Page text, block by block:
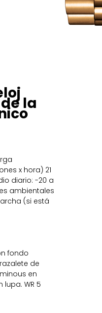
la
x hora) 21
diario: -20 a
ambientales
(si está
fondo
de
en
WR 5